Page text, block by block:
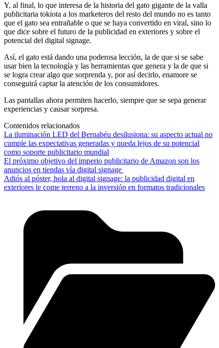
Y, al final, lo que interesa de la historia del gato gigante de la valla
publicitaria tokiota a los marketeros del resto del mundo no es tanto
que el gato sea entrañable o que se haya convertido en viral, sino lo
que dice sobre el futuro de la publicidad en exteriores y sobre el
potencial del digital signage.
Así, el gato está dando una poderosa lección, la de que si se sabe
usar bien la tecnología y las herramientas que genera y la de que si
se logra crear algo que sorprenda y, por así decirlo, enamore se
conseguirá captar la atención de los consumidores.
Las pantallas ahora permiten hacerlo, siempre que se sepa generar
experiencias y causar sorpresa.
Contenidos relacionados
La iluminación LED del Bernabéu desilusiona: su aspecto actual no
cumple las expectativas generadas y queda lejos de su potencial
como soporte publicitario mundial
El próximo objetivo del imperio publicitario de Amazon son los
anuncios en tiendas vía digital signage
Adiós al póster, hola al digital signage: la publicidad digital en
exteriores le come terreno a la inversión en formatos tradicionales